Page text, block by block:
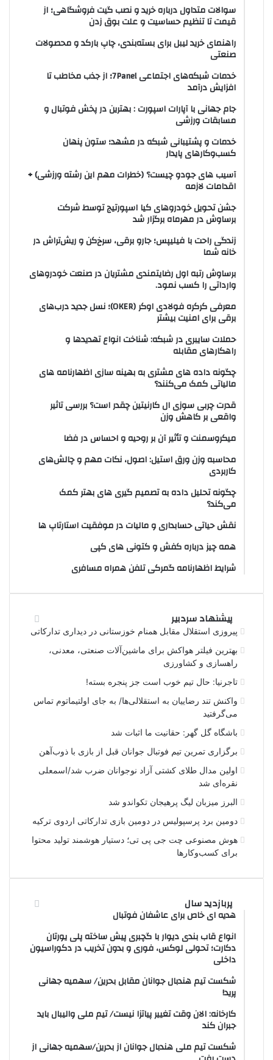
سوالات متداول درباره خرید و نصب گیت فروشگاهی؛ از
قیمت تا تنظیم حساسیت و علت بوق زدن
راهنمای خرید لیبل برای بسته‌بندی، چاپ بارکد و محصولات
صنعتی
خدمات شبکه‌های اجتماعی 7Panel؛ از جذب مخاطب تا
افزایش درآمد
جام جهانی با آپارات اسپورت : بهترین در پخش فوتبال و
مسابقات ورزشی
خدمات و پشتیبانی شبکه در مشهد؛ ستون پنهان
کسب‌وکارهای پایدار
آسیب های جودو چیست؟ (خطرات مهم این رشته ورزشی) +
اقدامات لازمه
جشن تحویل خودروهای کیا اسپورتیج توسط شرکت
برساوش در مهرماه برگزار شد
زندگی راحت با فیلیپس؛ جارو برقی، سرخ‌کن و ریش‌تراش در
خانه شما
برساوش رتبه اول رضایتمندی مشتریان در صنعت خودروهای
وارداتی را کسب نمود.
معرفی کرکره فولادی اوکر (OKER)؛ نسل جدید درب‌های
برقی برای امنیت بیشتر
حملات سایبری در شبکه: شناخت انواع تهدیدها و
راهکارهای مقابله
چگونه داده های مشتری به بهینه سازی اظهارنامه های
مالیاتی کمک می‌کنند؟
قدرت چربی سوزی ال کارنیتین چقدر است؟ بررسی تاثیر
واقعی بر کاهش وزن
میکروسمنت و تأثیر آن بر روحیه و احساس در فضا
محاسبه وزن ورق استیل: اصول، نکات مهم و چالش‌های
کاربردی
چگونه تحلیل داده به تصمیم گیری های بهتر کمک
می‌کند؟
نقش حیاتی حسابداری و مالیات در موفقیت استارتاپ ها
همه چیز درباره کفش و کتونی های کپی
شرایط اظهارنامه گمرکی تلفن همراه مسافری
پیشنهاد سردبیر
پیروزی استقلال مقابل همنام خوزستانی در دیداری تدارکاتی
بهترین فیلتر هواکش برای ماشین‌آلات صنعتی، معدنی،
راهسازی و کشاورزی
تاجرنیا: حال تیم خوب است جز پنجره بسته!
واکنش تند رضاییان به استقلالی‌ها/ به جای اولتیماتوم تماس
می‌گرفتید
باشگاه گل گهر: حقانیت ما اثبات شد
برگزاری تمرین تیم فوتبال جوانان قبل از بازی با ذوب‌آهن
اولین مدال طلای کشتی آزاد نوجوانان ضرب شد/اسمعلی
نقره‌ای شد
البرز میزبان لیگ پرهیجان تکواندو شد
دومین برد پرسپولیس در دومین بازی تدارکاتی اردوی ترکیه
هوش مصنوعی چت جی پی تی؛ دستیار هوشمند تولید محتوا
برای کسب‌وکارها
پربازدید سال
هدیه ای خاص برای عاشفان فوتبال
انواع قاب بندی دیوار با گچبری پیش ساخته پلی یورتان
دکارت؛ تحولی لوکس، فوری و بدون تخریب در دکوراسیون
داخلی
شکست تیم هندبال جوانان مقابل بحرین/ سهمیه جهانی
پرید!
کارخانه: الان وقت تغییر پیاتزا نیست/ تیم ملی والیبال باید
جبران کند
شکست تیم ملی هندبال جوانان از بحرین/سهمیه جهانی از